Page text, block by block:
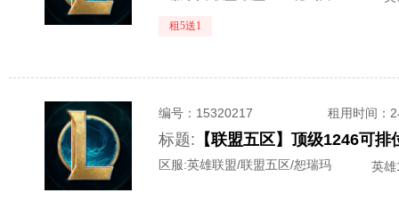
租5送1
编号： 15320217 租用时间 ：
标题:
区服:英雄联盟/联盟五区/恕瑞玛 英